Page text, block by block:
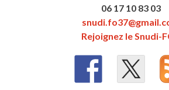
06 17 10 83 03
Rejoignez le Snudi-